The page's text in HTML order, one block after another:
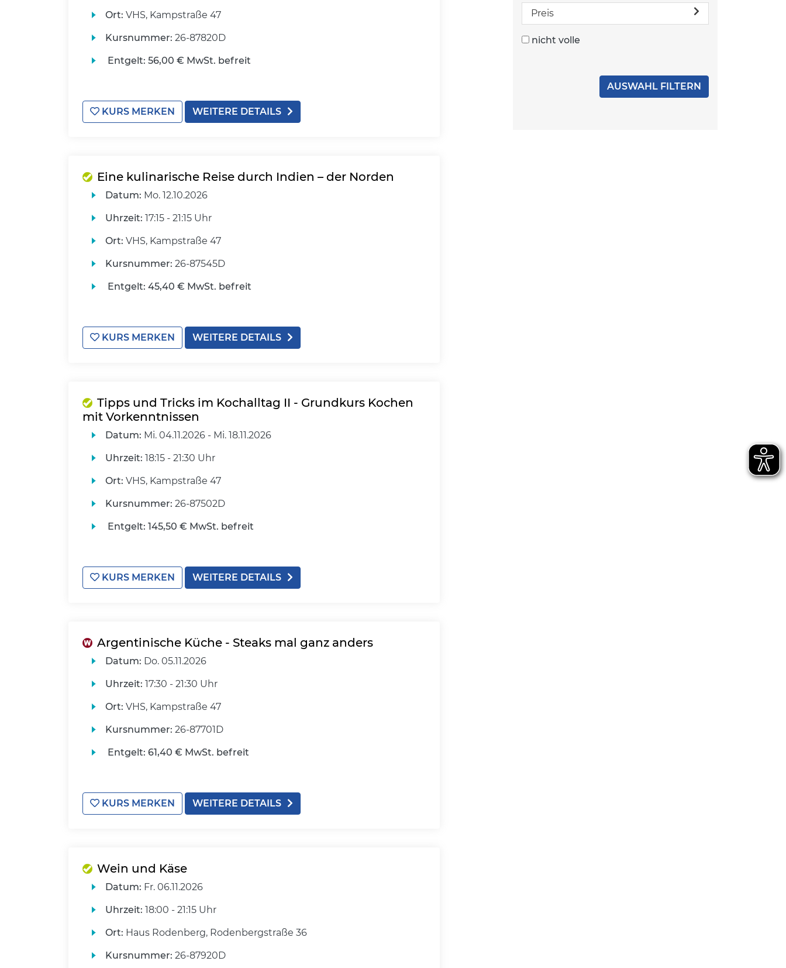
Ort: VHS, Kampstraße 47
Kursnummer: 26-87820D
Entgelt: 56,00 € MwSt. befreit
KURS MERKEN WEITERE DETAILS
Eine kulinarische Reise durch Indien – der Norden
Datum: Mo. 12.10.2026
Uhrzeit: 17:15 - 21:15 Uhr
Ort: VHS, Kampstraße 47
Kursnummer: 26-87545D
Entgelt: 45,40 € MwSt. befreit
KURS MERKEN WEITERE DETAILS
Tipps und Tricks im Kochalltag II - Grundkurs Kochen
mit Vorkenntnissen
Datum: Mi. 04.11.2026 - Mi. 18.11.2026
Uhrzeit: 18:15 - 21:30 Uhr
Ort: VHS, Kampstraße 47
Kursnummer: 26-87502D
Entgelt: 145,50 € MwSt. befreit
KURS MERKEN WEITERE DETAILS
Argentinische Küche - Steaks mal ganz anders
Datum: Do. 05.11.2026
Uhrzeit: 17:30 - 21:30 Uhr
Ort: VHS, Kampstraße 47
Kursnummer: 26-87701D
Entgelt: 61,40 € MwSt. befreit
KURS MERKEN WEITERE DETAILS
Wein und Käse
Datum: Fr. 06.11.2026
Uhrzeit: 18:00 - 21:15 Uhr
Ort: Haus Rodenberg, Rodenbergstraße 36
Kursnummer: 26-87920D
Preis
nicht volle